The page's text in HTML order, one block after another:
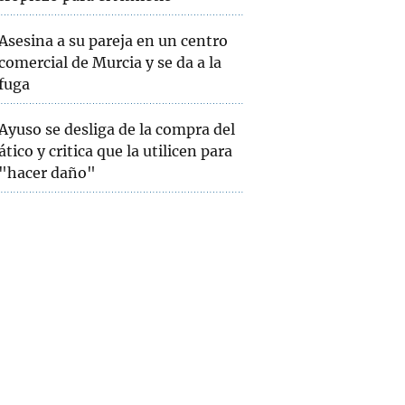
a su pareja en un centro
de Murcia y se da a la
se desliga de la compra del
y critica que la utilicen para
daño"